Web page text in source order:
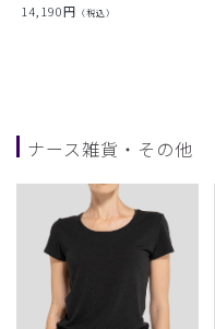
14,190円 （税込）
ナース雑貨・その他